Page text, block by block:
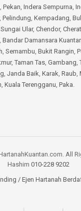
, Pekan, Indera Sempurna,
, Pelindung, Kempadang,
Sungai Ular, Chendor,
, Bandar Damansara
, Semambu, Bukit Rangin,
, Taman Tas, Gambang,
, Janda Baik, Karak, Raub,
, Kuala Terengganu, Paka.
All
Hashim 010-228 9202
/ Ejen Hartanah